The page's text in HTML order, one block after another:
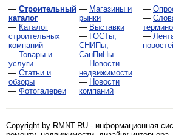
— Строительный
каталог
— Каталог
строительных
компаний
— Товары и
услуги
— Статьи и
обзоры
— Фотогалереи
— Магазины и
рынки
— Выставки
— ГОСТы,
СНИПы,
СанПиНы
— Новости
недвижимости
— Новости
компаний
—
—
—
Copyright by RMNT.RU - информационная